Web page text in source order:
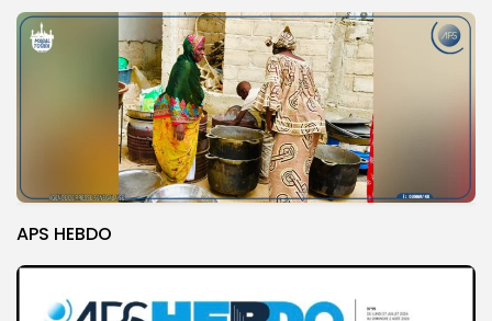
APS HEBDO